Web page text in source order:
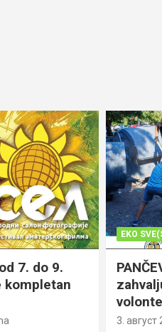
7. do 9.
kompletan
EKO
3. август